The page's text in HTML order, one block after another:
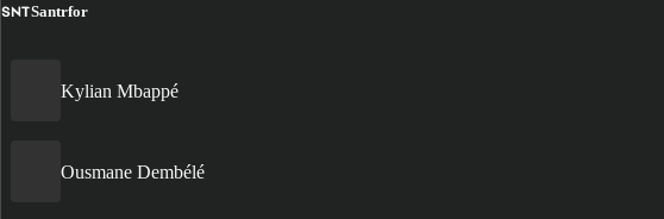
SNTSantrfor
Kylian Mbappé
Ousmane Dembélé